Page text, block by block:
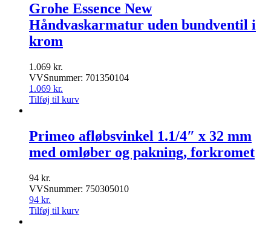
Grohe Essence New
Håndvaskarmatur uden bundventil i
krom
1.069 kr.
VVSnummer: 701350104
1.069 kr.
Tilføj til kurv
Primeo afløbsvinkel 1.1/4″ x 32 mm
med omløber og pakning, forkromet
94 kr.
VVSnummer: 750305010
94 kr.
Tilføj til kurv